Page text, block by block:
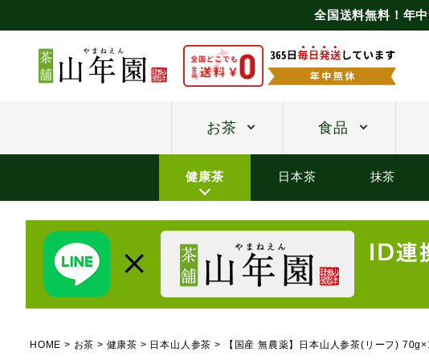
全国送料無料！年
お茶 食品
健康茶 日本茶 抹茶
HOME お茶 健康茶 日本山人参茶 【国産 無農薬】日本山人参茶(リーフ)